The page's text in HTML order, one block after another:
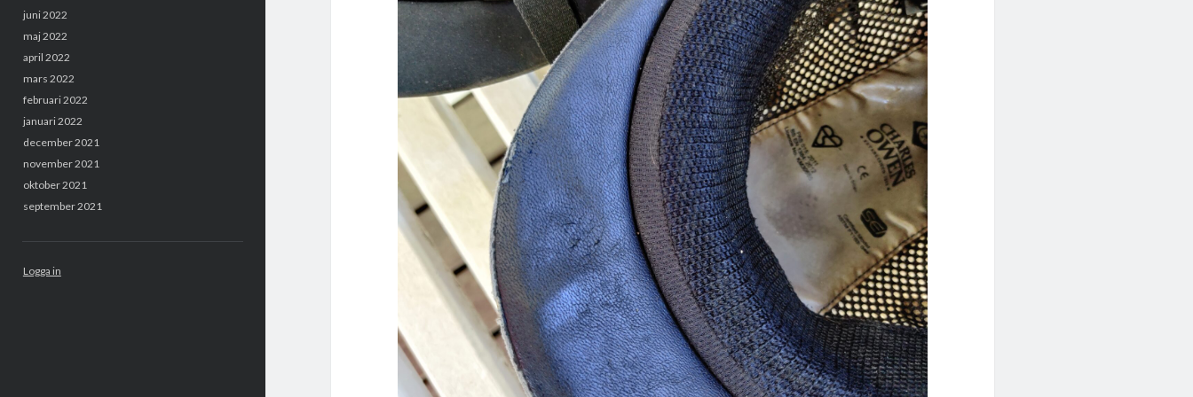
juni 2022
maj 2022
april 2022
mars 2022
februari 2022
januari 2022
december 2021
november 2021
oktober 2021
september 2021
Logga in